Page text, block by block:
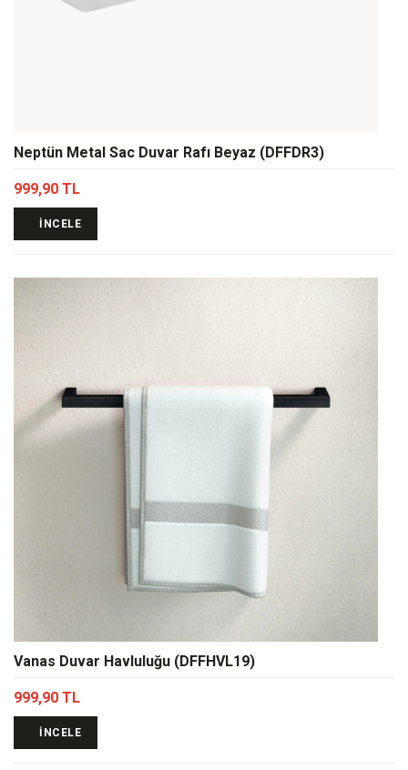
Neptün Metal Sac Duvar Rafı Beyaz (DFFDR3)
999,90 TL
İNCELE
Vanas Duvar Havluluğu (DFFHVL19)
999,90 TL
İNCELE